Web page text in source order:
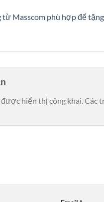
từ Masscom phù hợp để tặng
được hiển thị công khai.Các